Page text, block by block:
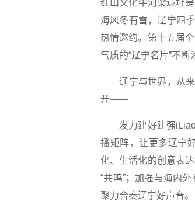
红山文化牛河梁遗址
海风冬有雪，辽宁四
热情邀约。第十五届
气质的“辽宁名片”不
辽宁与世界，从来
开——
发力建好建强
播矩阵，让更多辽宁
化、生活化的创意表
“共鸣”；加强与海内外
聚力合奏辽宁好声音。